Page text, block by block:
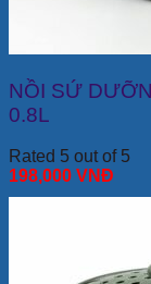
NỒI SỨ
0.8L
Rated 5 out of 5
198,000 VNĐ